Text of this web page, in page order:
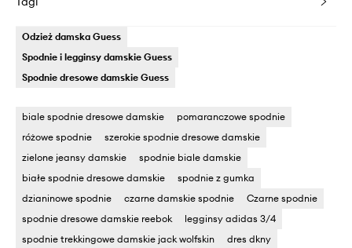
Odzież damska Guess
Spodnie i legginsy damskie Guess
Spodnie dresowe damskie Guess
biale spodnie dresowe damskie
pomaranczowe spodnie
różowe spodnie
szerokie spodnie dresowe damskie
zielone jeansy damskie
spodnie biale damskie
białe spodnie dresowe damskie
spodnie z gumka
dzianinowe spodnie
czarne damskie spodnie
Czarne spodnie
spodnie dresowe damskie reebok
legginsy adidas 3/4
spodnie trekkingowe damskie jack wolfskin
dres dkny